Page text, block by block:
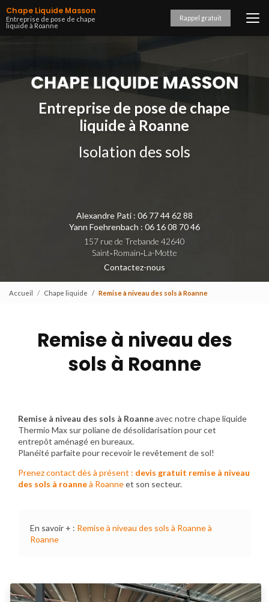
Aller
au
contenu
Chape Liquide Masson
Entreprise de pose de chape
liquide à Roanne
Rappel gratuit
Entreprise de pose de chape
liquide à Roanne
Isolation des sols
Alexandre Pati : 06 77 44 62 88
Yann Foehrenbach : 06 16 08 70 46
157 rue de Trebande 42640
Saint‑Romain‑La-Motte
Contactez-nous
Accueil Chape liquide Remise à niveau des sols à Roanne
Remise à niveau des
sols à Roanne
Remise à niveau des sols à Roanneavec notre chape liquide
Thermio Max sur poliane de désolidarisation pour cet
entrepôt aménagé en bureaux.
Planéité parfaite pour recevoir le revêtement de sol!
Prenez contact dès à présent : devis gratuit remise à niveau
des sols à roanneà Roanneet son secteur.
En savoir + : Remise à niveau des sols à Roanne à
Roanne